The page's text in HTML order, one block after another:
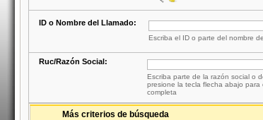
ID o Nombre del Llamado:
Escriba el ID o parte del nombre
Ruc/Razón Social:
Escriba parte de la razón social o
presione la tecla flecha abajo para
completa
Más criterios de búsqueda